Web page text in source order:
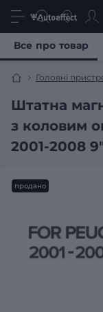
Головні
Штатна
з коловим
2001-2008
Все про товар
продано